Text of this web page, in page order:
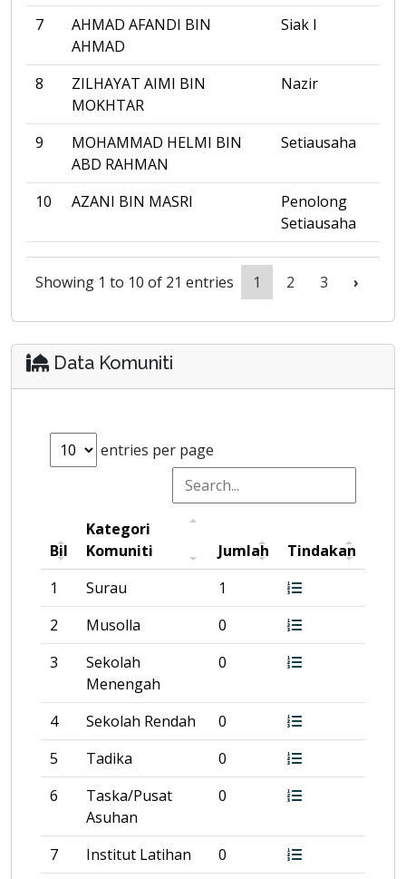
7
AHMAD AFANDI BIN
AHMAD
Siak I
8
ZILHAYAT AIMI BIN
MOKHTAR
Nazir
9
MOHAMMAD HELMI BIN
ABD RAHMAN
Setiausaha
10 AZANI BIN MASRI
Penolong
Setiausaha
Showing 1 to 10 of 21 entries 1 2 3 ›
Data Komuniti
entries per page
Bil
Kategori
Komuniti
Jumlah
Tindakan
1
Surau
1
2
Musolla
0
3
Sekolah
Menengah
0
4 Sekolah Rendah
0
5
Tadika
0
6
Taska/Pusat
Asuhan
0
7 Institut Latihan 0